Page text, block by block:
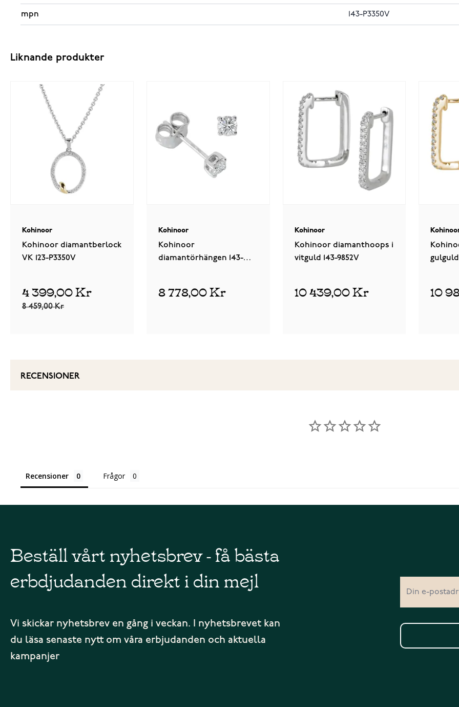
mpn 143-P3350V
Liknande produkter
Kohinoor
Kohinoor diamantberlock
VK 123-P3350V
4 399,00 Kr
8 459,00 Kr
Kohinoor
Kohinoor
diamantörhängen 143-
8 778,00 Kr
Kohinoor
Kohinoor diamanthoops i
vitguld 143-9852V
10 439,00 Kr
gulguld
10
RECENSIONER
Recensioner Frågor
Beställ vårt nyhetsbrev - få bästa
erbdjudanden direkt i din mejl
Vi skickar nyhetsbrev en gång i veckan. I nyhetsbrevet kan
du läsa senaste nytt om våra erbjudanden och aktuella
kampanjer